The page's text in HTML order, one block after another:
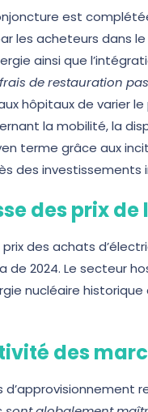
est
les acheteurs dans le
ainsi que
de restauration
hôpitaux de varier
la mobilité, la
terme grâce aux
des investissements
des prix de
prix des achats
de 2024. Le secteur
nucléaire historique
des
d’approvisionnement